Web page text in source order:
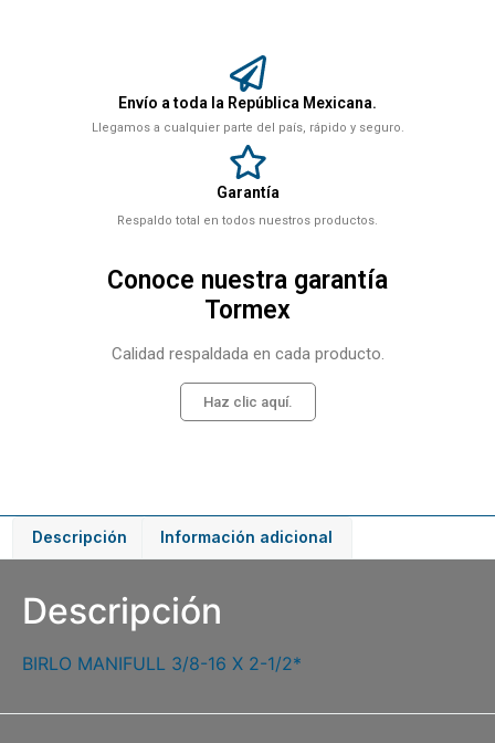
Envío a toda la República Mexicana.
Llegamos a cualquier parte del país, rápido y seguro.
Garantía
Respaldo total en todos nuestros productos.
Conoce nuestra garantía
Tormex
Calidad respaldada en cada producto.
Haz clic aquí.
Descripción Información adicional
Descripción
BIRLO MANIFULL 3/8-16 X 2-1/2*